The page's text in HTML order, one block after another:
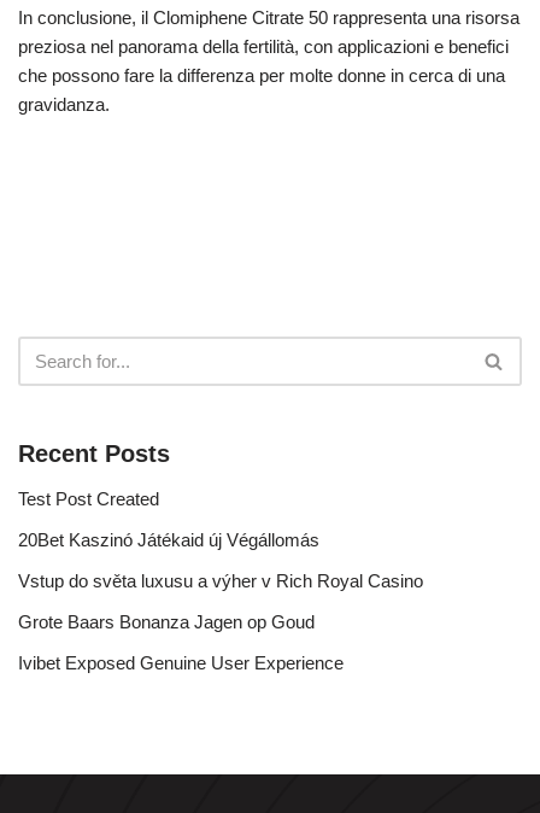
In conclusione, il Clomiphene Citrate 50 rappresenta una risorsa
preziosa nel panorama della fertilità, con applicazioni e benefici
che possono fare la differenza per molte donne in cerca di una
gravidanza.
Recent Posts
Test Post Created
20Bet Kaszinó Játékaid új Végállomás
Vstup do světa luxusu a výher v Rich Royal Casino
Grote Baars Bonanza Jagen op Goud
Ivibet Exposed Genuine User Experience